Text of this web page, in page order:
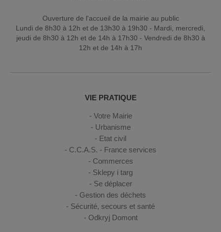
Ouverture de l'accueil de la mairie au public
Lundi de 8h30 à 12h et de 13h30 à 19h30 - Mardi, mercredi,
jeudi de 8h30 à 12h et de 14h à 17h30 - Vendredi de 8h30 à
12h et de 14h à 17h
VIE PRATIQUE
Votre Mairie
Urbanisme
Etat civil
C.C.A.S. - France services
Commerces
Sklepy i targ
Se déplacer
Gestion des déchets
Sécurité, secours et santé
Odkryj Domont